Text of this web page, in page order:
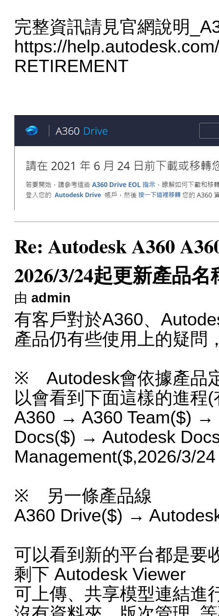
完整資訊請見官網說明
https://
RETIREMENT
Re: Autodesk A360
2026/3/24起更新產品
由admin
有客戶對於A360、
產品仍有些使用上的疑問
※ Autodesk會依據產品
以會看到下面這樣的進程
A360 → A360 Team($) →
Docs($) → Autodesk
Management($,2026/3/
※ 另一條產品線
A360 Drive($) →
可以看到新的平台都是要
剩下 Autodesk Viewer
可上傳、共享模型連結進